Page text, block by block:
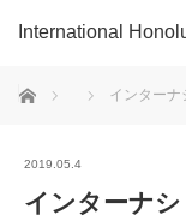
International
ホーム インターナ
2019.05.4
インターナ